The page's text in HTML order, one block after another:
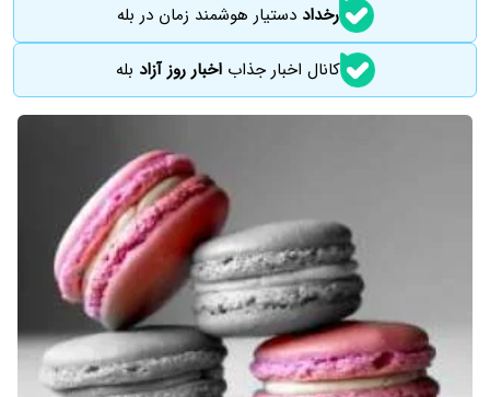
رخداددستیار هوشمند زمان در بله
کانال اخبار جذاباخبار روز آزاد بله